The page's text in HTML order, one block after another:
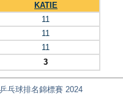
KATIE
11
11
11
3
乓球排名錦標賽 2024